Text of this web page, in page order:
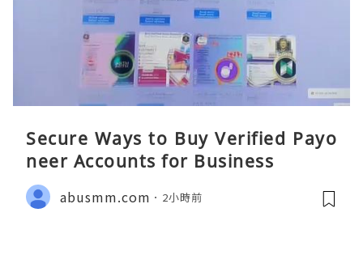
Secure Ways to Buy Verified Payo
neer Accounts for Business
abusmm.com 2小時前